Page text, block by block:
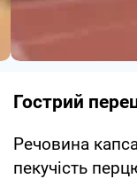
Гострий
Речовина
пекучість